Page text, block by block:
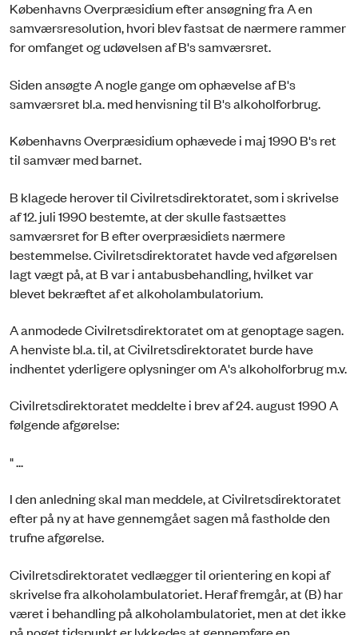
Københavns Overpræsidium efter ansøgning fra A en
samværsresolution, hvori blev fastsat de nærmere rammer
for omfanget og udøvelsen af B's samværsret.
Siden ansøgte A nogle gange om ophævelse af B's
samværsret bl.a. med henvisning til B's alkoholforbrug.
Københavns Overpræsidium ophævede i maj 1990 B's ret
til samvær med barnet.
B klagede herover til Civilretsdirektoratet, som i skrivelse
af 12. juli 1990 bestemte, at der skulle fastsættes
samværsret for B efter overpræsidiets nærmere
bestemmelse. Civilretsdirektoratet havde ved afgørelsen
lagt vægt på, at B var i antabusbehandling, hvilket var
blevet bekræftet af et alkoholambulatorium.
A anmodede Civilretsdirektoratet om at genoptage sagen.
A henviste bl.a. til, at Civilretsdirektoratet burde have
indhentet yderligere oplysninger om A's alkoholforbrug m.v.
Civilretsdirektoratet meddelte i brev af 24. august 1990 A
følgende afgørelse:
" ...
I den anledning skal man meddele, at Civilretsdirektoratet
efter på ny at have gennemgået sagen må fastholde den
trufne afgørelse.
Civilretsdirektoratet vedlægger til orientering en kopi af
skrivelse fra alkoholambulatoriet. Heraf fremgår, at (B) har
været i behandling på alkoholambulatoriet, men at det ikke
på noget tidspunkt er lykkedes at gennemføre en